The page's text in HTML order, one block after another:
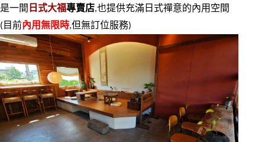
是一間 日式大福專賣店,也提供充滿日式禪意的內用空間
(目前 內用無限時,但無訂位服務)